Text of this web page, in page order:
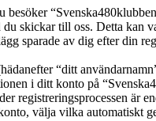
skickar till oss. Detta kan
sparade av dig efter din
“ditt
i ditt konto på
registreringsprocessen
välja vilka automatiskt